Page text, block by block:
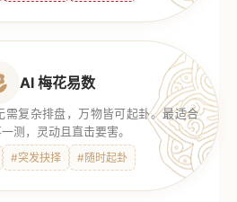
AI 梅花易数
需复杂排盘，万物皆可起卦。最适合
测，灵动且直击要害。
#突发抉择 #随时起卦